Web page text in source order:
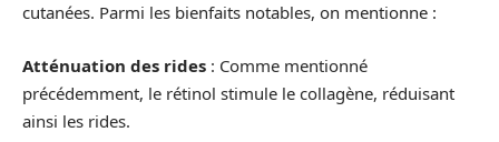
cutanées. Parmi les bienfaits notables, on mentionne :
Atténuation des rides : Comme mentionné
précédemment, le rétinol stimule le collagène, réduisant
ainsi les rides.